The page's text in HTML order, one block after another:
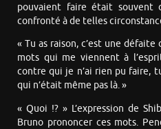
pouvaient faire était souvent
confronté à de telles
« Tu as raison, c’est une
mots qui me viennent à
contre qui je n’ai rien pu faire,
qui n’était même pas là. »
« Quoi !? » L’expression de
Bruno prononcer ces mots.